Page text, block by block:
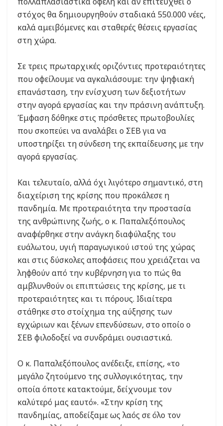
στόχος θα δημιουργηθούν σταδιακά 550.000 νέες,
καλά αμειβόμενες και σταθερές θέσεις εργασίας
στη χώρα.
Σε τρεις πρωταρχικές οριζόντιες προτεραιότητες
που οφείλουμε να αγκαλιάσουμε: την ψηφιακή
επανάσταση, την ενίσχυση των δεξιοτήτων
στην αγορά εργασίας και την πράσινη ανάπτυξη.
Έμφαση δόθηκε στις πρόσθετες πρωτοβουλίες
που σκοπεύει να αναλάβει ο ΣΕΒ για να
υποστηρίξει τη σύνδεση της εκπαίδευσης με την
αγορά εργασίας.
Και τελευταίο, αλλά όχι λιγότερο σημαντικό, στη
διαχείριση της κρίσης που προκάλεσε η
πανδημία. Με προτεραιότητα την προστασία
της ανθρώπινης ζωής, ο κ. Παπαλεξόπουλος
αναφέρθηκε στην ανάγκη διαφύλαξης του
ευάλωτου, υγιή παραγωγικού ιστού της χώρας
και στις δύσκολες αποφάσεις που χρειάζεται να
ληφθούν από την κυβέρνηση για το πώς θα
αμβλυνθούν οι επιπτώσεις της κρίσης, με τι
προτεραιότητες και τι πόρους. Ιδιαίτερα
στάθηκε στο στοίχημα της αύξησης των
εγχώριων και ξένων επενδύσεων, στο οποίο ο
ΣΕΒ φιλοδοξεί να συνδράμει ουσιαστικά.
Ο κ. Παπαλεξόπουλος ανέδειξε, επίσης, «το
μεγάλο ζητούμενο της συλλογικότητας, την
οποία όποτε κατακτούμε, δείχνουμε τον
καλύτερό μας εαυτό». «Στην κρίση της
πανδημίας, αποδείξαμε ως λαός σε όλο τον